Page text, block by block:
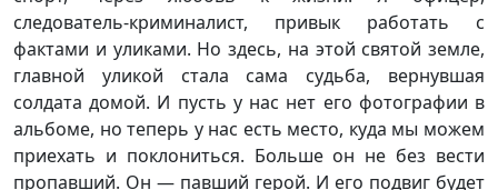
следователь-криминалист, привык работать с
фактами и уликами. Но здесь, на этой святой земле,
главной уликой стала сама судьба, вернувшая
солдата домой. И пусть у нас нет его фотографии в
альбоме, но теперь у нас есть место, куда мы можем
приехать и поклониться. Больше он не без вести
пропавший. Он — павший герой. И его подвиг будет